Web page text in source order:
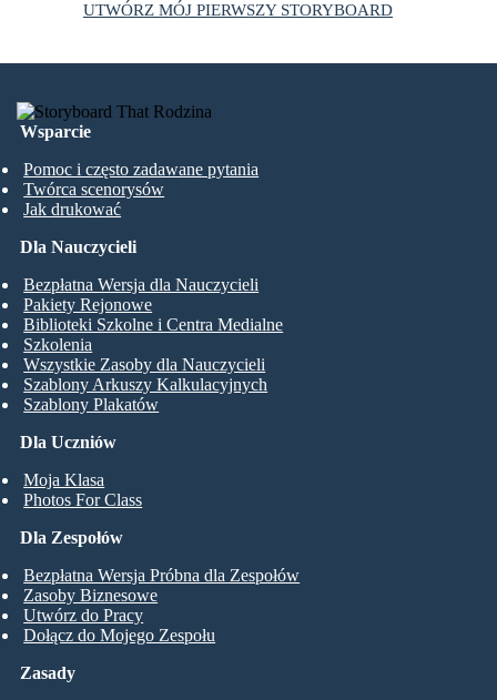
UTWÓRZ MÓJ PIERWSZY STORYBOARD
Wsparcie
Pomoc i często zadawane pytania
Twórca scenorysów
Jak drukować
Dla Uczniów
Moja Klasa
Photos For Class
Dla Nauczycieli
Bezpłatna Wersja dla Nauczycieli
Pakiety Rejonowe
Biblioteki Szkolne i Centra Medialne
Szkolenia
Wszystkie Zasoby dla Nauczycieli
Szablony Arkuszy Kalkulacyjnych
Szablony Plakatów
Dla Zespołów
Bezpłatna Wersja Próbna dla Zespołów
Zasoby Biznesowe
Utwórz do Pracy
Dołącz do Mojego Zespołu
Zasady